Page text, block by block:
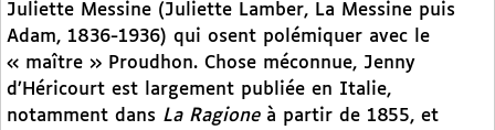
Juliette Messine (Juliette Lamber, La Messine puis
Adam, 1836-1936) qui osent polémiquer avec le
« maître » Proudhon. Chose méconnue, Jenny
d’Héricourt est largement publiée en Italie,
notamment dans La Ragioneà partir de 1855, et